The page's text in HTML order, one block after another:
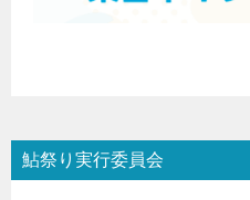
鮎祭り実行委員会